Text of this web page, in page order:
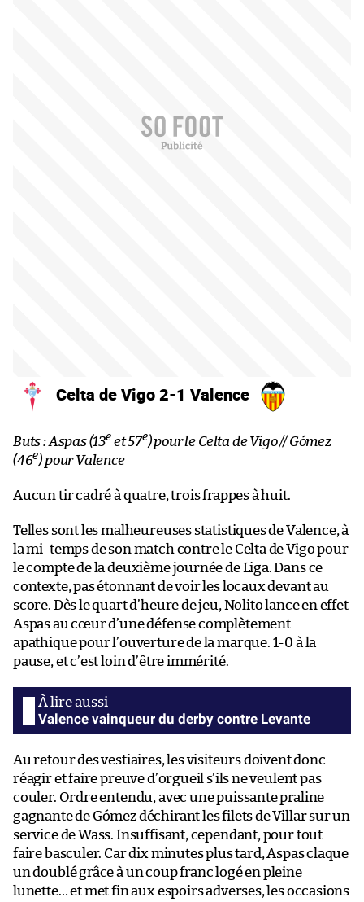
Celta de Vigo 2-1 Valence
Buts : Aspas (13eet 57e) pour le Celta de Vigo // Gómez
(46e) pour Valence
Aucun tir cadré à quatre, trois frappes à huit.
Telles sont les malheureuses statistiques de Valence, à
la mi-temps de son match contre le Celta de Vigo pour
le compte de la deuxième journée de Liga. Dans ce
contexte, pas étonnant de voir les locaux devant au
score. Dès le quart d’heure de jeu, Nolito lance en effet
Aspas au cœur d’une défense complètement
apathique pour l’ouverture de la marque. 1-0 à la
pause, et c’est loin d’être immérité.
Valence vainqueur du derby contre Levante
Au retour des vestiaires, les visiteurs doivent donc
réagir et faire preuve d’orgueil s’ils ne veulent pas
couler. Ordre entendu, avec une puissante praline
gagnante de Gómez déchirant les filets de Villar sur un
service de Wass. Insuffisant, cependant, pour tout
faire basculer. Car dix minutes plus tard, Aspas claque
un doublé grâce à un coup franc logé en pleine
lunette… et met fin aux espoirs adverses, les occasions